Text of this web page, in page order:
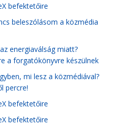
befektetőire
beleszólásom a közmédia
energiaválság miatt?
a forgatókönyvre készülnek
mi lesz a közmédiával?
percre!
befektetőire
befektetőire